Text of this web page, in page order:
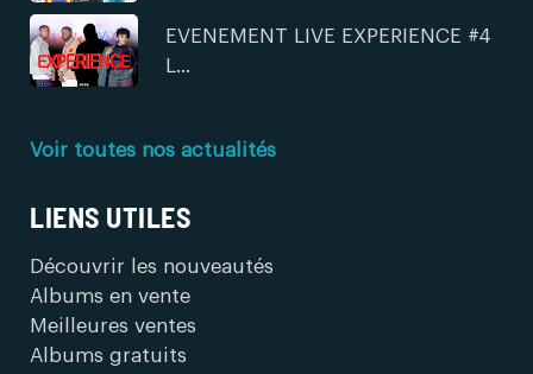
EVENEMENT LIVE EXPERIENCE #4
L...
Voir toutes nos actualités
LIENS UTILES
Découvrir les nouveautés
Albums en vente
Meilleures ventes
Albums gratuits